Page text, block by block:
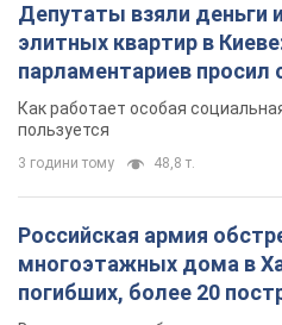
Депутаты взяли деньги
элитных квартир в
парламентариев просил
поселился
Как работает особая
пользуется
3 години тому 48,8 т.
Российская армия
многоэтажных дома в
погибших, более 20